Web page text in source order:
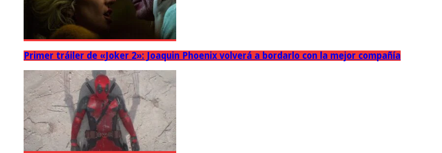
Primer tráiler de «Joker 2»: Joaquin Phoenix volverá a bordarlo con la mejor compañía